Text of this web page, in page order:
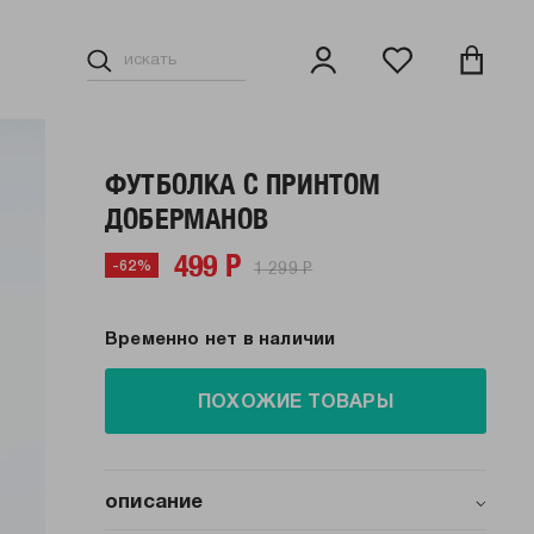
ФУТБОЛКА С ПРИНТОМ
ДОБЕРМАНОВ
-62% 499 Р 1 299 Р
Временно нет в наличии
ПОХОЖИЕ ТОВАРЫ
описание